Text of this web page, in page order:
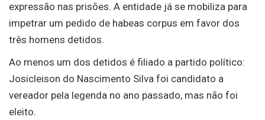
expressão nas prisões. A entidade já se mobiliza para
impetrar um pedido de habeas corpus em favor dos
três homens detidos.
Ao menos um dos detidos é filiado a partido político:
Josicleison do Nascimento Silva foi candidato a
vereador pela legenda no ano passado, mas não foi
eleito.